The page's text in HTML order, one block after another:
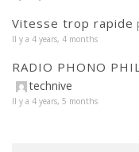
Vitesse trop rapide
Il y a 4 years, 4 months
RADIO PHONO
technive
Il y a 4 years, 5 months